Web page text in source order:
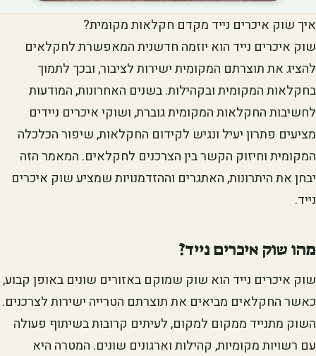
איך שוק איכרים נייד מקדם חקלאות מקומית?
שוק איכרים נייד הוא יוזמה חדשנית המאפשרת לחקלאים
להציג את תוצרתם המקומית ישירות לציבור, ובכך לתמוך
בחקלאות המקומית ובקהילות. בשנים האחרונות, המודעות
לחשיבות החקלאות המקומית גוברת, ושוקי איכרים ניידים
מציעים פתרון יעיל ונגיש לקידום החקלאות, שיפור הכלכלה
המקומית וחיזוק הקשר בין הצרכנים לחקלאים. המאמר הזה
יבחן את היתרונות, האתגרים וההזדמנויות שמציע שוק איכרים
נייד.
מהו שוק איכרים נייד?
שוק איכרים נייד הוא שוק שמוקם באזורים שונים באופן קבוע,
כאשר החקלאים מביאים את תוצרתם הטרייה ישירות לצרכנים.
השוק מתנייד ממקום למקום, לעיתים קרובות בשיתוף פעולה
עם רשויות מקומיות, קהילות וארגונים שונים. המטרה היא